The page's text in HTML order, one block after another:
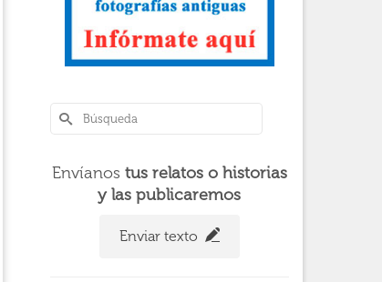
Envíanos tus relatos o historias
y las publicaremos
Enviar texto